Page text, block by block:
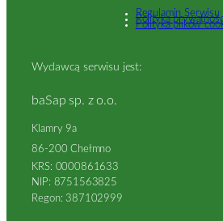
Regulamin Serwisu
Polityka
Polityka plików
Wydawcą serwisu jest:
baSap sp. z o.o.
Klamry 9a
86-200 Chełmno
KRS: 0000861633
NIP: 8751563825
Regon: 387102999